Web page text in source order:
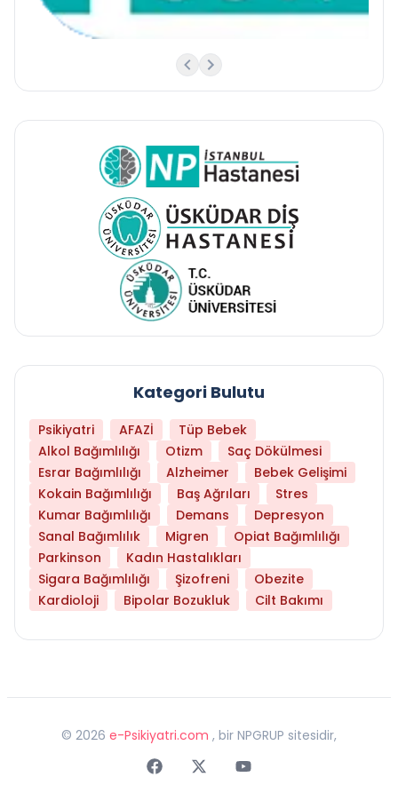
Kategori Bulutu
Psikiyatri AFAZİ
Tüp Bebek
Alkol Bağımlılığı
Otizm
Saç Dökülmesi
Esrar Bağımlılığı
Alzheimer
Bebek Gelişimi
Kokain Bağımlılığı
Baş Ağrıları
Stres
Kumar Bağımlılığı
Demans
Depresyon
Sanal Bağımlılık
Migren
Opiat Bağımlılığı
Parkinson
Kadın Hastalıkları
Sigara Bağımlılığı
Şizofreni
Obezite
Kardioloji
Bipolar Bozukluk Cilt Bakımı
© 2026 e-Psikiyatri.com , bir NPGRUP sitesidir,